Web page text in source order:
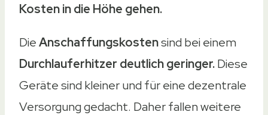
Kosten in die Höhe gehen.
DieAnschaffungskostensind bei einem
Durchlauferhitzer deutlich geringer.Diese
Geräte sind kleiner und für eine dezentrale
Versorgung gedacht. Daher fallen weitere